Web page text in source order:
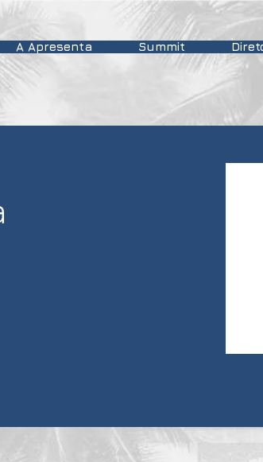
A Apresenta Summit